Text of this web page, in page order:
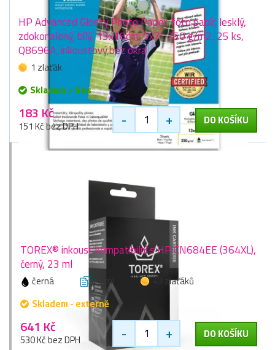
HP Advanced Glossy Photo Paper, foto papír, lesklý,
zdokonalený, bílý, 13x18cm, 5x7", 250 g/m2, 25 ks,
Q8696A, inkoustový,bez okra
1 zlaťák
Skladem > 9 ks
183 Kč
151 Kč bez DPH - + DO KOŠÍKU
TOREX® inkoust kompatibilní s HP CN684EE (364XL),
černý, 23 ml
černá 23 ml
43 zlaťáků
Skladem - externě
641 Kč
530 Kč bez DPH - + DO KOŠÍKU